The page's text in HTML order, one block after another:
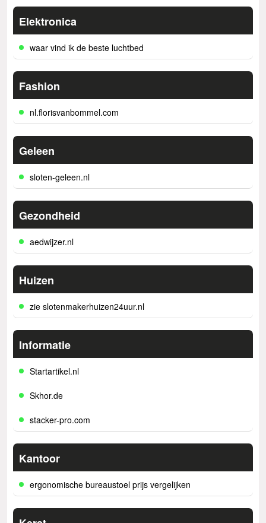
Elektronica
waar vind ik de beste luchtbed
Fashion
nl.florisvanbommel.com
Geleen
sloten-geleen.nl
Gezondheid
aedwijzer.nl
Huizen
zie slotenmakerhuizen24uur.nl
Informatie
Startartikel.nl
Skhor.de
stacker-pro.com
Kantoor
ergonomische bureaustoel prijs vergelijken